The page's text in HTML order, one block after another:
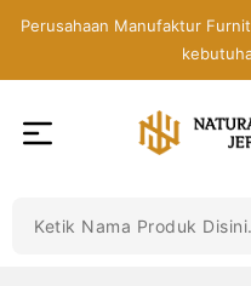
Perusahaan Manufaktur
Jepara